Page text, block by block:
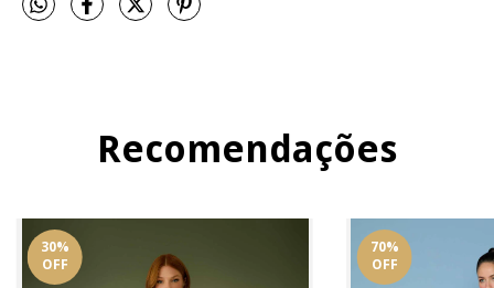
Recomendações
30%
OFF
70%
OFF